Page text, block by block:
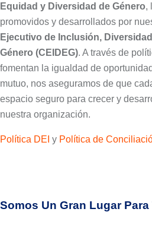
Equidad y Diversidad de Género,
promovidos y desarrollados por
Ejecutivo de Inclusión,
Género (CEIDEG). A través de
fomentan la igualdad de
mutuo, nos aseguramos de que
espacio seguro para crecer y
nuestra organización.
Política DEI y Política de
Somos Un Gran Lugar Para